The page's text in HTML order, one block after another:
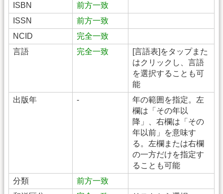
ISBN
前方一致
ISSN
前方一致
NCID
完全一致
言語
完全一致
[言語表]をタップまた
はクリックし、言語
を選択することも可
能
出版年
-
年の範囲を指定。左
欄は「その年以
降」、右欄は「その
年以前」を意味す
る。左欄または右欄
の一方だけを指定す
ることも可能
分類
前方一致